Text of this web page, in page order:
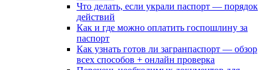
Что делать, если украли паспорт — порядок
действий
Как и где можно оплатить госпошлину за
паспорт
Как узнать готов ли загранпаспорт — обзор
всех способов + онлайн проверка